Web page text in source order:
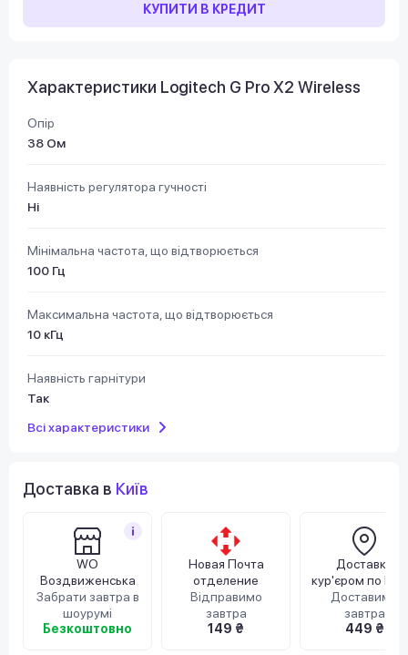
КУПИТИ В КРЕДИТ
Характеристики Logitech G Pro X2 Wireless
Опір
38 Ом
Наявність регулятора гучності
Ні
Мінімальна частота, що відтворюється
100 Гц
Максимальна частота, що відтворюється
10 кГц
Наявність гарнітури
Так
Всі характеристики
Доставка в Київ
WO
Воздвиженська
Забрати завтра в
шоурумі
Безкоштовно
Новая Почта
отделение
Відправимо
завтра
149 ₴
Доставка
кур'єром по
Доставимо
завтра
449 ₴